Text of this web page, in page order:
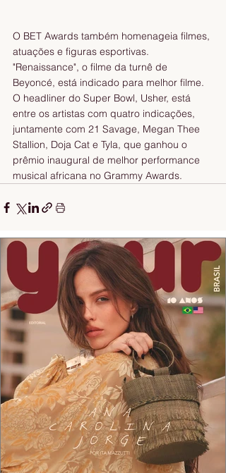
O BET Awards também homenageia filmes,
atuações e figuras esportivas.
"Renaissance", o filme da turnê de
Beyoncé, está indicado para melhor filme.
O headliner do Super Bowl, Usher, está
entre os artistas com quatro indicações,
juntamente com 21 Savage, Megan Thee
Stallion, Doja Cat e Tyla, que ganhou o
prêmio inaugural de melhor performance
musical africana no Grammy Awards.